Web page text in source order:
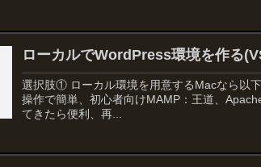
ローカルでWordPress環境を作る
選択肢① ローカル環境を用意するMacなら以
操作で簡単、初心者向けMAMP：王道、
てきたら便利、再...